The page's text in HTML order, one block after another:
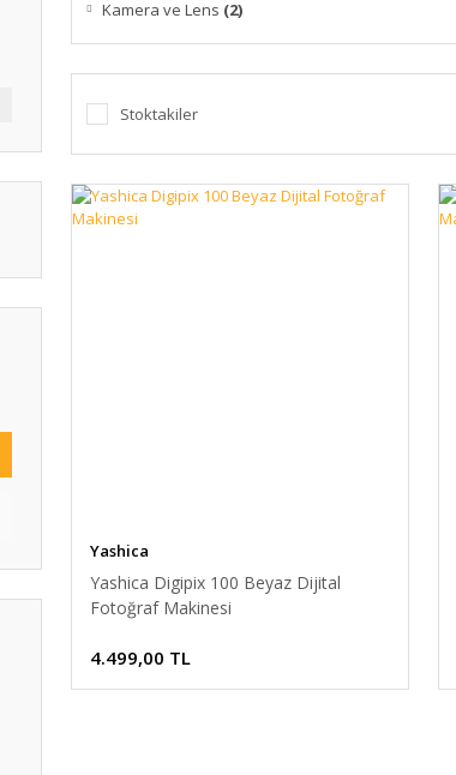
Kamera ve Lens (2)
Stoktakiler
Yashica
Yashica Digipix 100 Beyaz Dijital
Fotoğraf Makinesi
4.499,00 TL